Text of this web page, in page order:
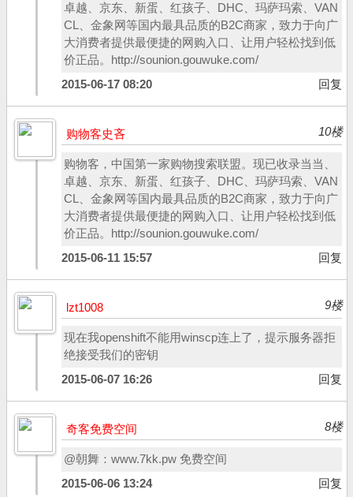
卓越、京东、新蛋、红孩子、DHC、玛萨玛索、VAN
CL、金象网等国内最具品质的B2C商家，致力于向广
大消费者提供最便捷的网购入口、让用户轻松找到低
价正品。http://sounion.gouwuke.com/
2015-06-17 08:20
回复
购物客史吝 10楼
购物客，中国第一家购物搜索联盟。现已收录当当、
卓越、京东、新蛋、红孩子、DHC、玛萨玛索、VAN
CL、金象网等国内最具品质的B2C商家，致力于向广
大消费者提供最便捷的网购入口、让用户轻松找到低
价正品。http://sounion.gouwuke.com/
2015-06-11 15:57
回复
lzt1008 9楼
现在我openshift不能用winscp连上了，提示服务器拒
绝接受我们的密钥
2015-06-07 16:26
回复
奇客免费空间 8楼
@朝舞：www.7kk.pw 免费空间
2015-06-06 13:24
回复